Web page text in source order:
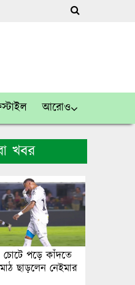
আরোও
খবর
পড়ে কাঁদতে
ছাড়লেন নেইমার